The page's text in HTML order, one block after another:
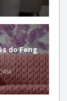
do Feng